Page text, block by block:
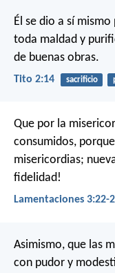
Él se dio a sí
toda maldad y
de buenas obras.
Tito 2:14 sacrificio
Que por la
consumidos,
misericordias;
fidelidad!
Lamentaciones 3:22-
Asimismo, que las
con pudor y